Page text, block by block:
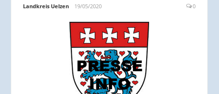
Landkreis Uelzen 19/05/2020 0